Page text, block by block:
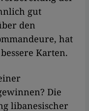
gut
den
hat
Karten.
Die
libanesischer